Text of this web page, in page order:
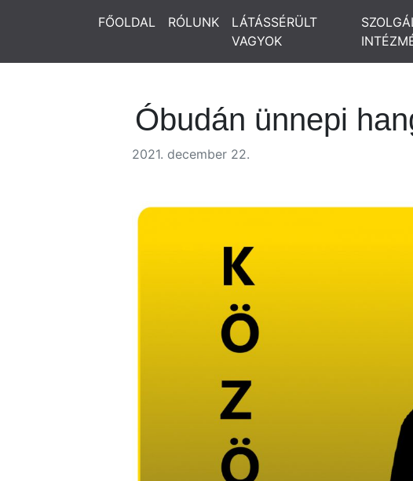
FŐOLDAL RÓLUNK
LÁTÁSSÉRÜLT
VAGYOK
Óbudán ünnepi
2021. december 22.